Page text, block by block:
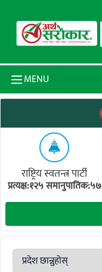
MENU
राष्ट्रिय स्वतन्त्र पार्टी
प्रत्यक्ष:१२५ समानुपातिक:५७